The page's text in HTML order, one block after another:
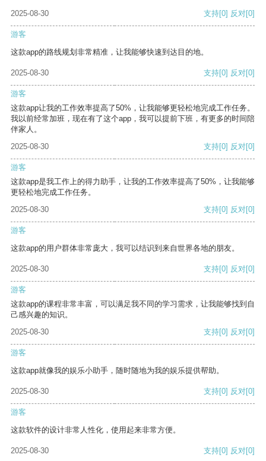
2025-08-30 支持[0] 反对[0]
游客
这款app的路线规划非常精准，让我能够快速到达目的地。
2025-08-30 支持[0] 反对[0]
游客
这款app让我的工作效率提高了50%，让我能够更轻松地完成工作任务。
我以前经常加班，现在有了这个app，我可以提前下班，有更多的时间陪
伴家人。
2025-08-30
支持[0] 反对[0]
游客
这款app是我工作上的得力助手，让我的工作效率提高了50%，让我能够
更轻松地完成工作任务。
2025-08-30
支持[0] 反对[0]
游客
这款app的用户群体非常庞大，我可以结识到来自世界各地的朋友。
2025-08-30 支持[0] 反对[0]
游客
这款app的课程非常丰富，可以满足我不同的学习需求，让我能够找到自
己感兴趣的知识。
2025-08-30
支持[0] 反对[0]
游客
这款app就像我的娱乐小助手，随时随地为我的娱乐提供帮助。
2025-08-30 支持[0] 反对[0]
游客
这款软件的设计非常人性化，使用起来非常方便。
2025-08-30 支持[0] 反对[0]